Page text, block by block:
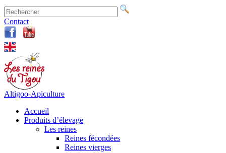
Contact
Altigoo-Apiculture
Accueil
Produits d’élevage
Les reines
Reines fécondées
Reines vierges